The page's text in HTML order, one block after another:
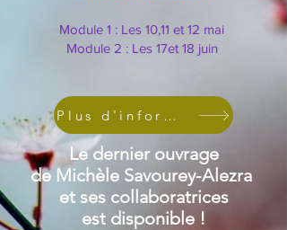
Module 1 : Les 10,11 et 12 mai
Module 2 : Les 17et 18 juin
Plus d'informations
Le dernier ouvrage
de Michèle Savourey-Alezra
et ses collaboratrices
est disponible !